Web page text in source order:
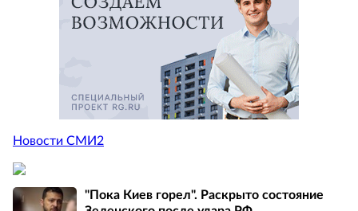
Новости СМИ2
"Пока Киев горел". Раскрыто состояние